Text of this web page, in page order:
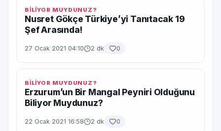
BİLİYOR MUYDUNUZ?
Nusret Gökçe Türkiye’yi Tanıtacak 19
Şef Arasında!
27 Ocak 2021 04:10 2 dk 0
BİLİYOR MUYDUNUZ?
Erzurum’un Bir Mangal Peyniri Olduğunu
Biliyor Muydunuz?
22 Ocak 2021 16:58 2 dk 0